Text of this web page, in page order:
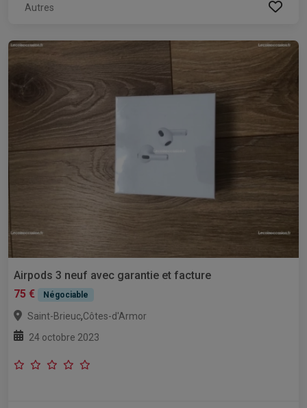
Autres
Airpods 3 neuf avec garantie et facture
75 €
Négociable
Saint-Brieuc,Côtes-d'Armor
24 octobre 2023